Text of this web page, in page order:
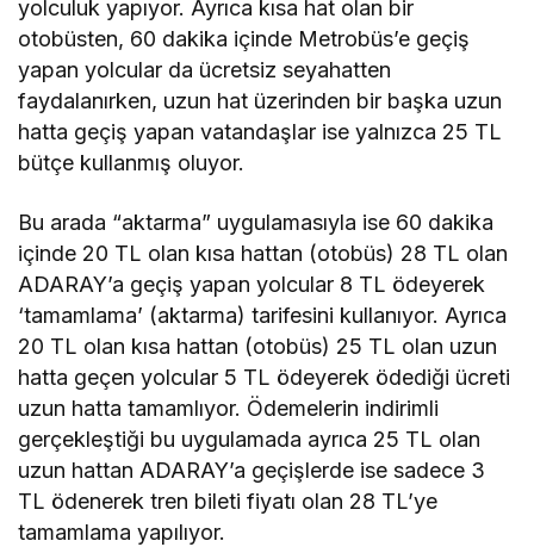
yolculuk yapıyor. Ayrıca kısa hat olan bir
otobüsten, 60 dakika içinde Metrobüs’e geçiş
yapan yolcular da ücretsiz seyahatten
faydalanırken, uzun hat üzerinden bir başka uzun
hatta geçiş yapan vatandaşlar ise yalnızca 25 TL
bütçe kullanmış oluyor.
Bu arada “aktarma” uygulamasıyla ise 60 dakika
içinde 20 TL olan kısa hattan (otobüs) 28 TL olan
ADARAY’a geçiş yapan yolcular 8 TL ödeyerek
‘tamamlama’ (aktarma) tarifesini kullanıyor. Ayrıca
20 TL olan kısa hattan (otobüs) 25 TL olan uzun
hatta geçen yolcular 5 TL ödeyerek ödediği ücreti
uzun hatta tamamlıyor. Ödemelerin indirimli
gerçekleştiği bu uygulamada ayrıca 25 TL olan
uzun hattan ADARAY’a geçişlerde ise sadece 3
TL ödenerek tren bileti fiyatı olan 28 TL’ye
tamamlama yapılıyor.